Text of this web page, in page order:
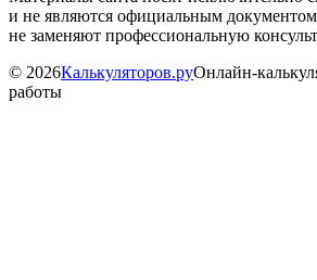
и не являются официальным документом.
не заменяют профессиональную
© 2026Калькуляторов.руОнлайн-
работы